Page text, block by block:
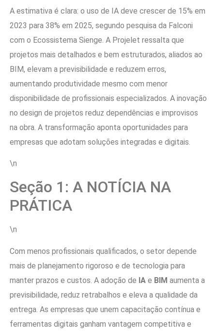
A estimativa é clara: o uso de IA deve crescer de 15% em
2023 para 38% em 2025, segundo pesquisa da Falconi
com o Ecossistema Sienge. A Projelet ressalta que
projetos mais detalhados e bem estruturados, aliados ao
BIM, elevam a previsibilidade e reduzem erros,
aumentando produtividade mesmo com menor
disponibilidade de profissionais especializados. A inovação
no design de projetos reduz dependências e improvisos
na obra. A transformação aponta oportunidades para
empresas que adotam soluções integradas e digitais.
\n
Seção 1: A NOTÍCIA NA
PRÁTICA
\n
Com menos profissionais qualificados, o setor depende
mais de planejamento rigoroso e de tecnologia para
manter prazos e custos. A adoção de IA e BIM aumenta a
previsibilidade, reduz retrabalhos e eleva a qualidade da
entrega. As empresas que unem capacitação contínua e
ferramentas digitais ganham vantagem competitiva e